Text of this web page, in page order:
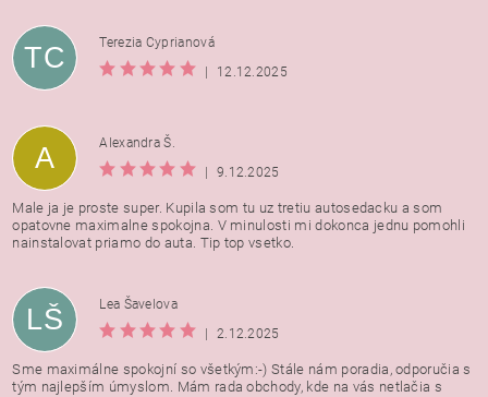
TC
Terezia Cyprianová
|
12.12.2025
A
Alexandra Š.
|
9.12.2025
Male ja je proste super. Kupila som tu uz tretiu autosedacku a som
opatovne maximalne spokojna. V minulosti mi dokonca jednu pomohli
nainstalovat priamo do auta. Tip top vsetko.
LŠ
Lea Šavelova
|
2.12.2025
Sme maximálne spokojní so všetkým:-) Stále nám poradia, odporučia s
tým najlepším úmyslom. Mám rada obchody, kde na vás netlačia s